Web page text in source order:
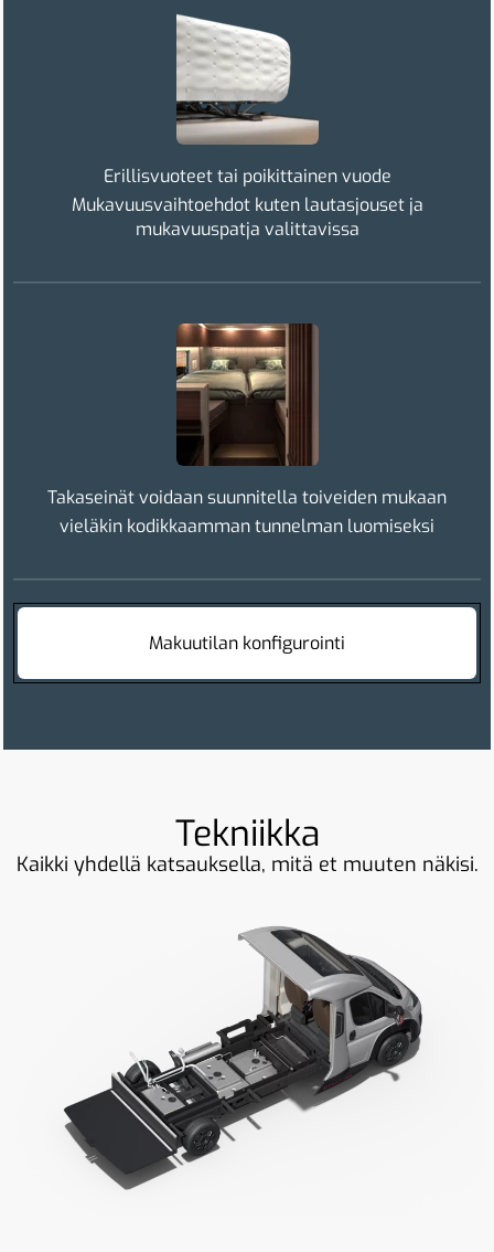
Erillisvuoteet tai poikittainen vuode
Mukavuusvaihtoehdot kuten lautasjouset ja
mukavuuspatja valittavissa
Takaseinät voidaan suunnitella toiveiden mukaan
vieläkin kodikkaamman tunnelman luomiseksi
Makuutilan konfigurointi
Tekniikka
Kaikki yhdellä katsauksella, mitä et muuten näkisi.